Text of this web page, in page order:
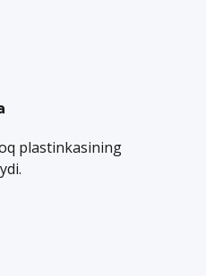
plastinkasining